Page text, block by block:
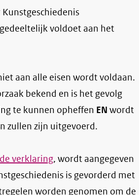
voldoet aan het
aan alle eisen wordt voldaan.
bekend en is het gevolg
te kunnen opheffen EN wordt
zullen zijn uitgevoerd.
verklaring, wordt aangegeven
is gevorderd met
worden genomen om de